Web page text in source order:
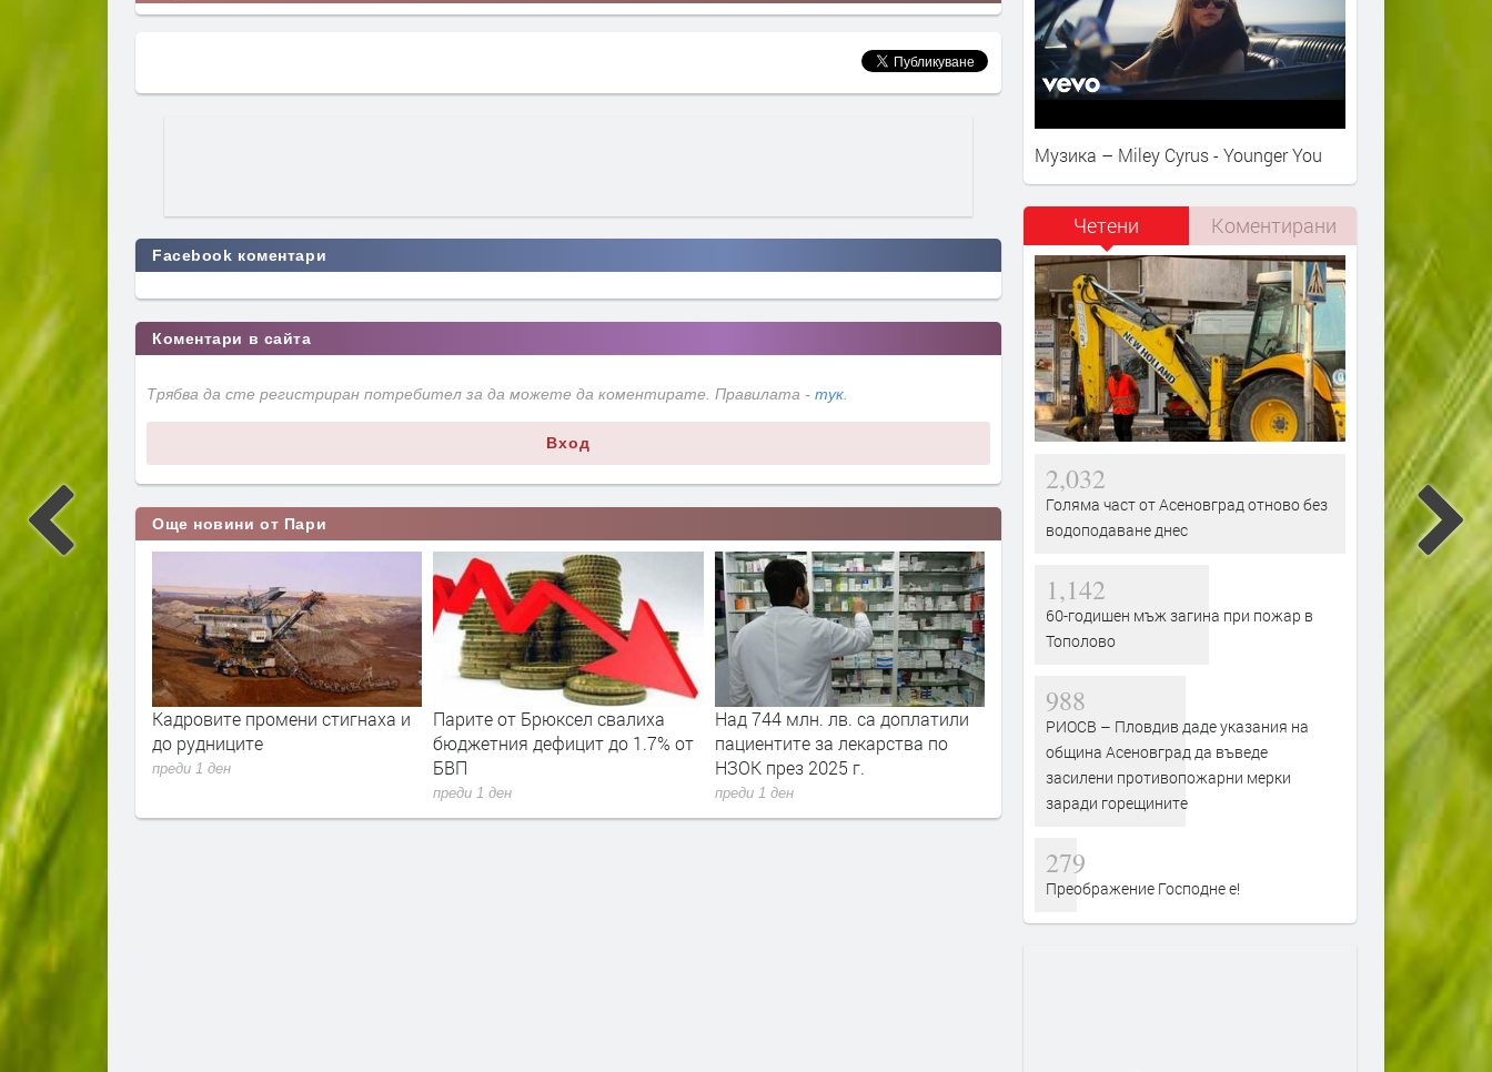
Facebook коментари
Коментари в сайта
Трябва да сте регистриран потребител за да можете да коментирате. Правилата - тук.
Вход
Още новини от Пари
стигнаха и
Парите от Брюксел свалиха
бюджетния дефицит до 1.7% от
БВП
Над 744 млн. лв. са доплатили
пациентите за лекарства по
НЗОК през 2025 г.
преди 1 ден
Вече може да се подават молби
за личен фалит
преди 1 ден
Дигитално евро: портмонето ще
е вече в нашия смартфон
Цената на дизела е
над 17% за месец. И
продължава да расте
Музика – Miley Cyrus - Younger You
Четени Коментирани
2,032
Голяма част от Асеновград отново без
водоподаване днес
1,142
60-годишен мъж загина при пожар в
Тополово
988
РИОСВ – Пловдив даде указания на
община Асеновград да въведе
засилени противопожарни мерки
заради горещините
279
Преображение Господне е!